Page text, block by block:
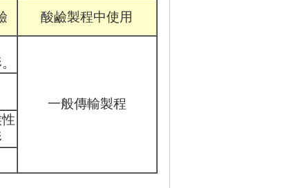
酸鹼製程中使用
一般傳輸製程